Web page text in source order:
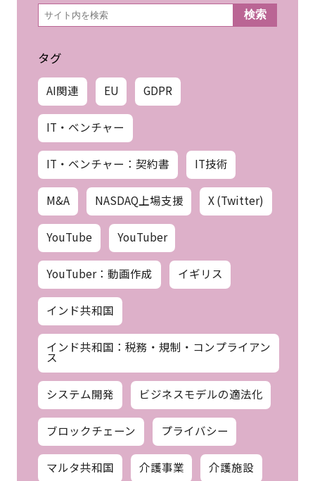
検
索 検索
タグ
AI関連 EU GDPR
IT・ベンチャー
IT・ベンチャー：契約書 IT技術
M&A NASDAQ上場支援 X (Twitter)
YouTube YouTuber
YouTuber：動画作成 イギリス
インド共和国
インド共和国：税務・規制・コンプライアン
ス
システム開発 ビジネスモデルの適法化
ブロックチェーン プライバシー
マルタ共和国 介護事業 介護施設